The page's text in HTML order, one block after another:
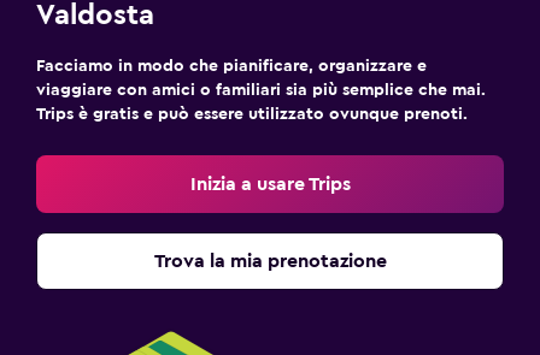
Valdosta
Facciamo in modo che pianificare, organizzare e
viaggiare con amici o familiari sia più semplice che mai.
Trips è gratis e può essere utilizzato ovunque prenoti.
Inizia a usare Trips
Trova la mia prenotazione